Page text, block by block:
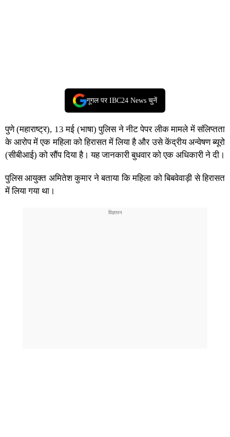
गूगल पर IBC24 News चुनें
पुणे (महाराष्ट्र), 13 मई (भाषा) पुलिस ने नीट पेपर लीक मामले में संलिप्तता
के आरोप में एक महिला को हिरासत में लिया है और उसे केंद्रीय अन्वेषण ब्यूरो
(सीबीआई) को सौंप दिया है। यह जानकारी बुधवार को एक अधिकारी ने दी।
पुलिस आयुक्त अमितेश कुमार ने बताया कि महिला को बिबवेवाड़ी से हिरासत
में लिया गया था।